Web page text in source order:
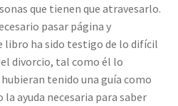
que tienen que atravesarlo.
pasar página y
libro ha sido testigo de lo difícil
divorcio, tal como él lo
tenido una guía como
ayuda necesaria para saber